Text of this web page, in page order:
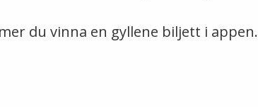
du vinna en gyllene biljett i appen.